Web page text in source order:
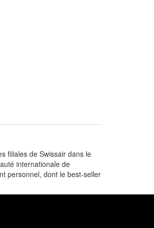
filiales de Swissair dans le
internationale de
personnel, dont le best-seller